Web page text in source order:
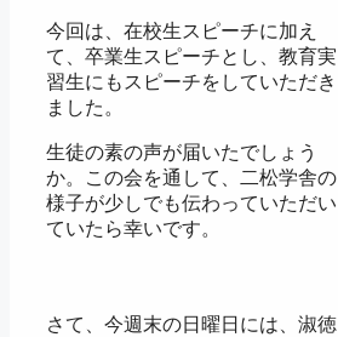
今回は、在校生スピーチに加え
て、卒業生スピーチとし、教育実
習生にもスピーチをしていただき
ました。
生徒の素の声が届いたでしょう
か。この会を通して、二松学舎の
様子が少しでも伝わっていただい
ていたら幸いです。
さて、今週末の日曜日には、淑徳